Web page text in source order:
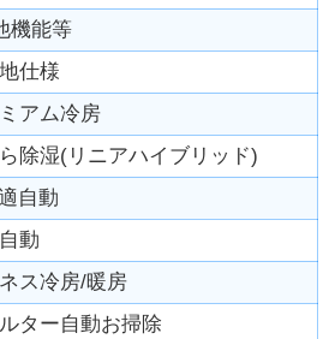
機能等
仕様
アム冷房
ら除湿(リニアハイブリッド)
自動
動
ス冷房/暖房
ター自動お掃除